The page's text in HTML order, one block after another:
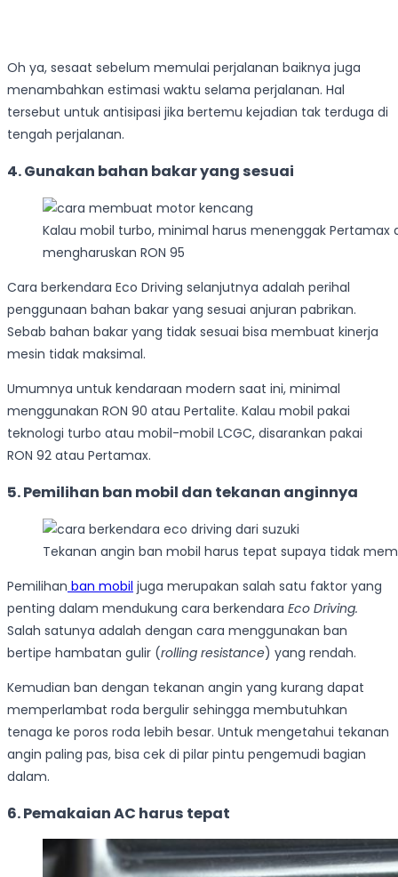
Oh ya, sesaat sebelum memulai perjalanan baiknya juga
menambahkan estimasi waktu selama perjalanan. Hal
tersebut untuk antisipasi jika bertemu kejadian tak terduga di
tengah perjalanan.
4. Gunakan bahan bakar yang sesuai
Kalau mobil turbo, minimal harus menenggak Pertamax
mengharuskan RON 95
Cara berkendara Eco Driving selanjutnya adalah perihal
penggunaan bahan bakar yang sesuai anjuran pabrikan.
Sebab bahan bakar yang tidak sesuai bisa membuat kinerja
mesin tidak maksimal.
Umumnya untuk kendaraan modern saat ini, minimal
menggunakan RON 90 atau Pertalite. Kalau mobil pakai
teknologi turbo atau mobil-mobil LCGC, disarankan pakai
RON 92 atau Pertamax.
5. Pemilihan ban mobil dan tekanan anginnya
Tekanan angin ban mobil harus tepat supaya tidak
Pemilihan ban mobil juga merupakan salah satu faktor yang
penting dalam mendukung cara berkendara Eco Driving.
Salah satunya adalah dengan cara menggunakan ban
bertipe hambatan gulir (rolling resistance) yang rendah.
Kemudian ban dengan tekanan angin yang kurang dapat
memperlambat roda bergulir sehingga membutuhkan
tenaga ke poros roda lebih besar. Untuk mengetahui tekanan
angin paling pas, bisa cek di pilar pintu pengemudi bagian
dalam.
6. Pemakaian AC harus tepat